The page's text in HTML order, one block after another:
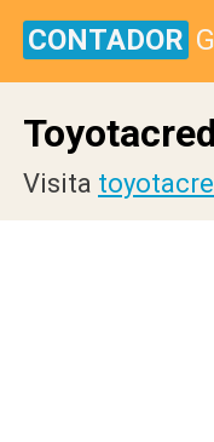
CONTADOR
Visita